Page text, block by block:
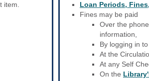
item.
Loan Periods,
Fines may be paid
Over the
information,
By logging in
At the
At any Self
On the